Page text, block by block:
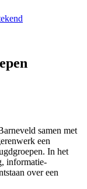
samen met
een
In het
informatie-
over een